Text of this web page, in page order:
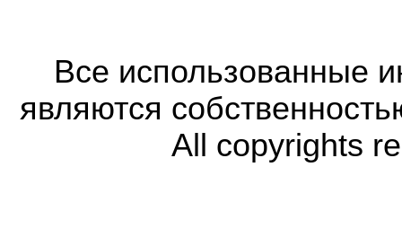
Все использованные
являются
All copyrights